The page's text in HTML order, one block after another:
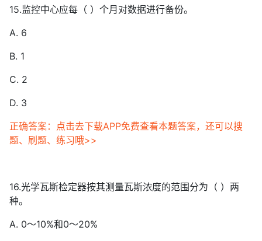
15.监控中心应每（ ）个月对数据进行备份。
A. 6
B. 1
C. 2
D. 3
正确答案：点击去下载APP免费查看本题答案，还可以搜
题、刷题、练习哦>>
16.光学瓦斯检定器按其测量瓦斯浓度的范围分为（ ）两
种。
A. 0～10%和0～20%